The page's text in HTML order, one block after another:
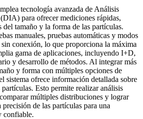
tecnología avanzada de Análisis
para ofrecer mediciones rápidas,
del tamaño y la forma de las partículas.
manuales, pruebas automáticas y modos
sin conexión, lo que proporciona la máxima
gama de aplicaciones, incluyendo I+D,
y desarrollo de métodos. Al integrar más
y forma con múltiples opciones de
sistema ofrece información detallada sobre
partículas. Esto permite realizar análisis
múltiples distribuciones y lograr
de las partículas para una
confiable.